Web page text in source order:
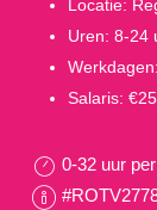
Locatie:
Uren: 8-24
Salaris:
0-32 uur